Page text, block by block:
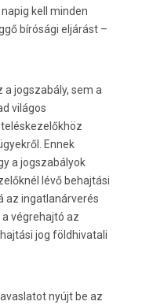
kell minden
bírósági eljárást –
jogszabály, sem a
világos
Ennek
a jogszabályok
lévő behajtási
az ingatlanárverés
végrehajtó az
jog földhivatali
nyújt be az